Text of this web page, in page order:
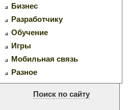
Бизнес
Разработчику
Обучение
Игры
Мобильная связь
Разное
Поиск по сайту